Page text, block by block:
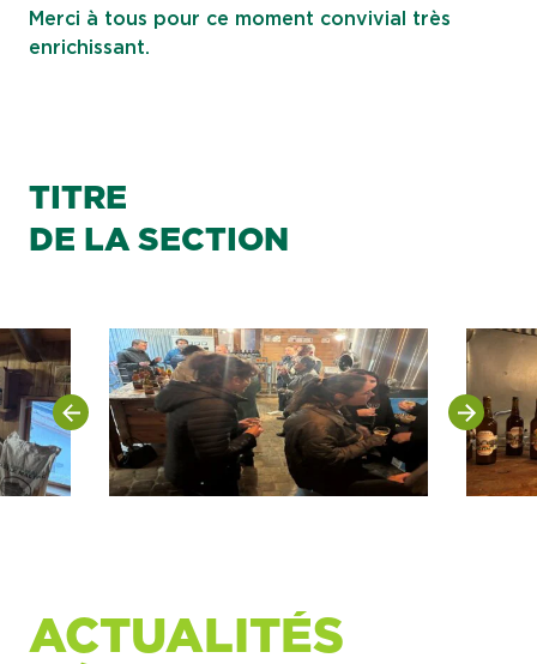
Merci à tous pour ce moment convivial très
enrichissant.
TITRE
DE LA SECTION
ACTUALITÉS